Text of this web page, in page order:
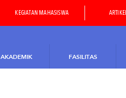
KEGIATAN MAHASISWA
AKADEMIK FASILITAS